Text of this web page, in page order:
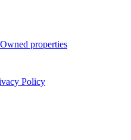
Owned properties
Policy